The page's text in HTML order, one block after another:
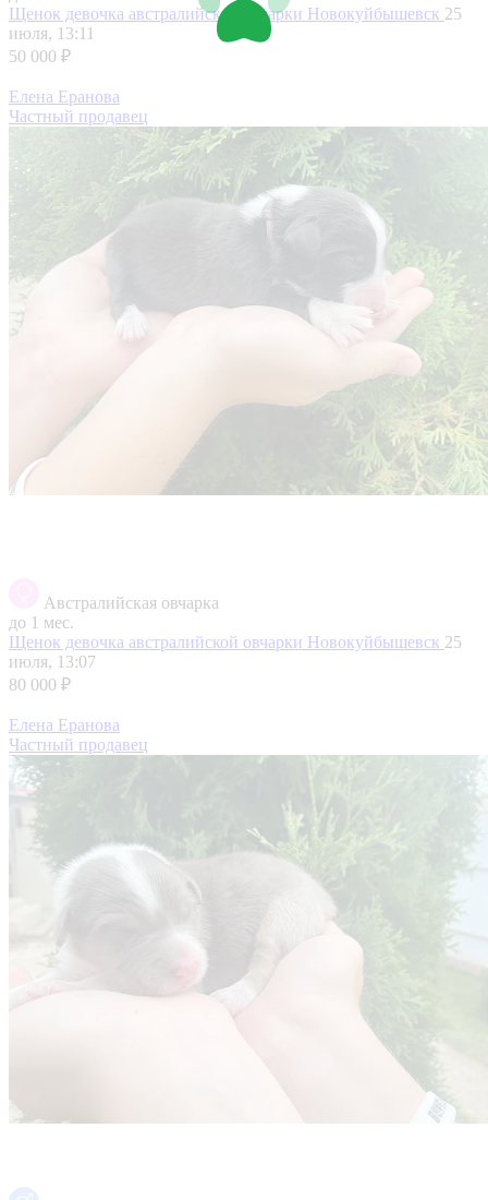
Щенок девочка австралийской овчарки Новокуйбышевск 25
июля, 13:11
50 000 ₽
Елена Еранова
Частный продавец
Австралийская овчарка
до 1 мес.
Щенок девочка австралийской овчарки Новокуйбышевск 25
июля, 13:07
80 000 ₽
Елена Еранова
Частный продавец